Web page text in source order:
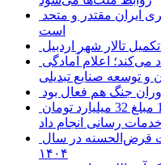
است
توسعه صنایع تبدیلی
جنگ هم فعال بود
خدمات رسانی انجام داد
۱۴۰۴